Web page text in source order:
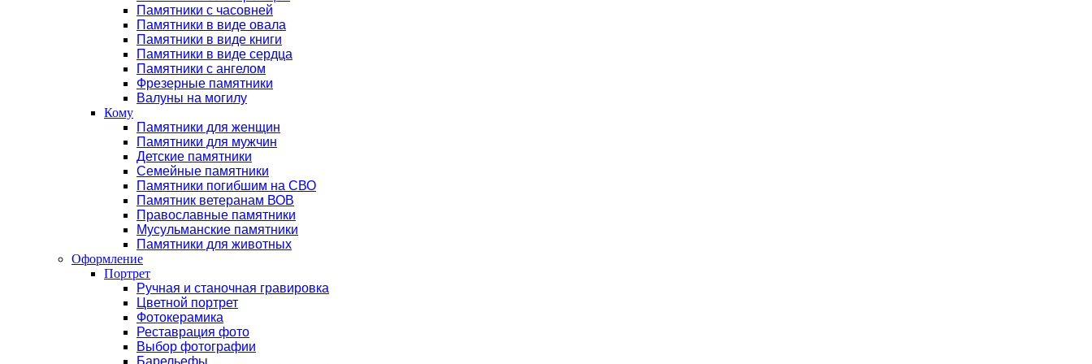
Памятники с часовней
Памятники в виде овала
Памятники в виде книги
Памятники в виде сердца
Памятники с ангелом
Фрезерные памятники
Валуны на могилу
Кому
Памятники для женщин
Памятники для мужчин
Детские памятники
Семейные памятники
Памятники погибшим на СВО
Памятник ветеранам ВОВ
Православные памятники
Мусульманские памятники
Памятники для животных
Оформление
Портрет
Ручная и станочная гравировка
Цветной портрет
Фотокерамика
Реставрация фото
Выбор фотографии
Барельефы